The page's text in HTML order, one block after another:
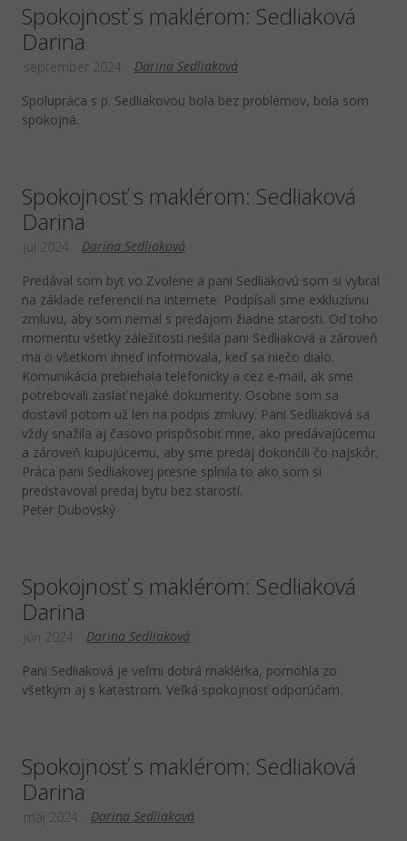
Spokojnosť s maklérom: Sedliaková
Darina
Darina Sedliaková
september 2024
Spolupráca s p. Sedliakovou bola bez problémov, bola som
spokojná.
Spokojnosť s maklérom: Sedliaková
Darina
Darina Sedliaková
júl 2024
Predával som byt vo Zvolene a pani Sedliakovú som si vybral
na základe referencií na internete. Podpísali sme exkluzívnu
zmluvu, aby som nemal s predajom žiadne starosti. Od toho
momentu všetky záležitosti riešila pani Sedliaková a zároveň
ma o všetkom ihneď informovala, keď sa niečo dialo.
Komunikácia prebiehala telefonicky a cez e-mail, ak sme
potrebovali zaslať nejaké dokumenty. Osobne som sa
dostavil potom už len na podpis zmluvy. Pani Sedliaková sa
vždy snažila aj časovo prispôsobiť mne, ako predávajúcemu
a zároveň kupujúcemu, aby sme predaj dokončili čo najskôr.
Práca pani Sedliakovej presne splnila to ako som si
predstavoval predaj bytu bez starostí.
Peter Dubovský
Spokojnosť s maklérom: Sedliaková
Darina
Darina Sedliaková
jún 2024
Pani Sedliaková je veľmi dobrá maklérka, pomohla zo
všetkým aj s katastrom. Veľká spokojnosť odporúčam.
Spokojnosť s maklérom: Sedliaková
Darina
Darina Sedliaková
máj 2024